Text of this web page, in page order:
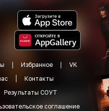
Избранное
VK
Контакты
Результаты СОУТ
соглашение